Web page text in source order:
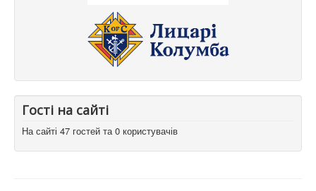
Гості на сайті
На сайті 47 гостей та 0 користувачів